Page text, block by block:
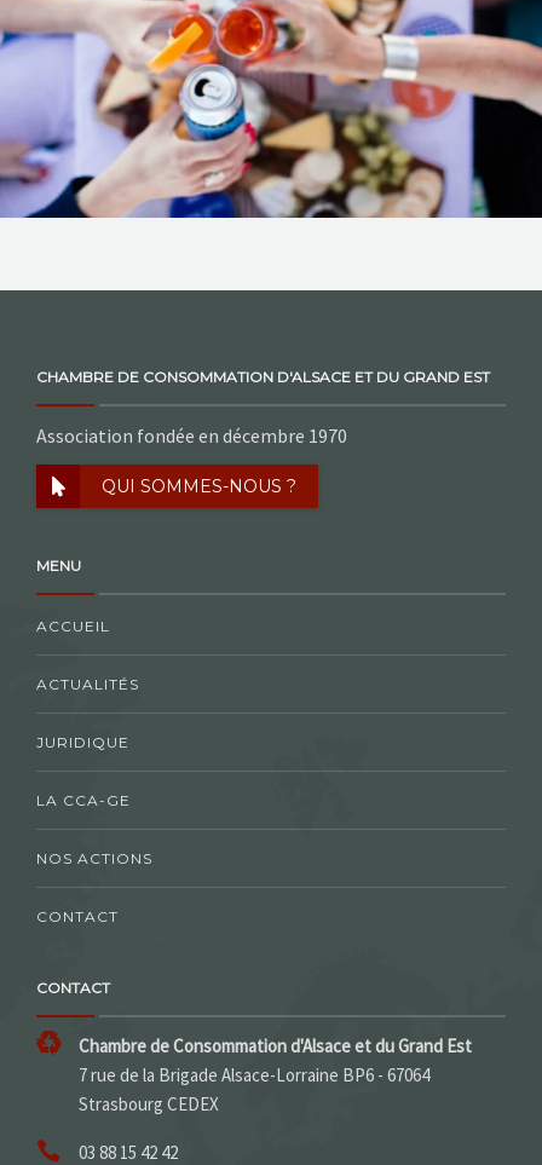
CHAMBRE DE CONSOMMATION D'ALSACE ET DU GRAND EST
Association fondée en décembre 1970
QUI SOMMES-NOUS ?
MENU
ACCUEIL
ACTUALITÉS
JURIDIQUE
LA CCA-GE
NOS ACTIONS
CONTACT
CONTACT
Chambre de Consommation d'Alsace et du Grand Est
7 rue de la Brigade Alsace-Lorraine BP6 - 67064
Strasbourg CEDEX
03 88 15 42 42